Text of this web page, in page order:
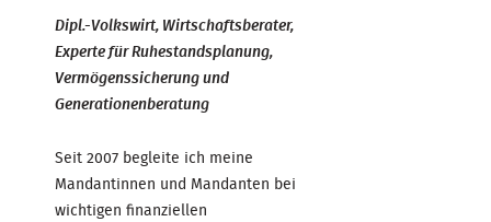
Dipl.-Volkswirt, Wirtschaftsberater,
Experte für Ruhestandsplanung,
Vermögenssicherung und
Generationenberatung
Seit 2007 begleite ich meine
Mandantinnen und Mandanten bei
wichtigen finanziellen